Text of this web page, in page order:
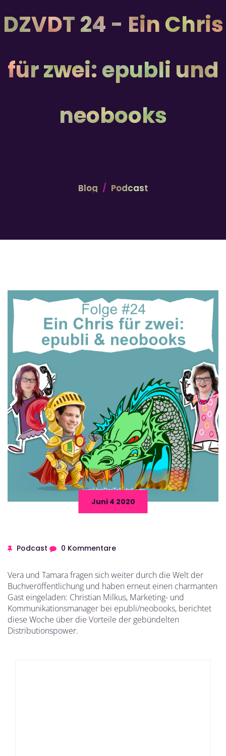
DZVDT 24 - Ein Chris
für zwei: epubli und
neobooks
Blog Podcast
Juni 4 2020
Podcast 0 Kommentare
Vera und Tamara fragen sich weiter durch die Welt der
Buchveröffentlichung und haben erneut einen charmanten
Gast eingeladen: Christian Milkus, Marketing- und
Kommunikationsmanager bei epubli/neobooks, berichtet
diese Woche über die Vorteile der gebündelten
Distributionspower.